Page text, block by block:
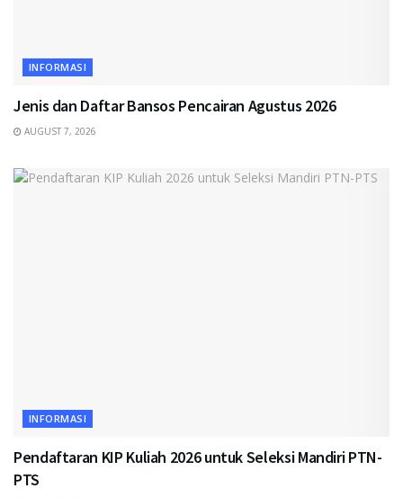
INFORMASI
Jenis dan Daftar Bansos Pencairan Agustus 2026
AUGUST 7, 2026
INFORMASI
Pendaftaran KIP Kuliah 2026 untuk Seleksi Mandiri PTN-
PTS